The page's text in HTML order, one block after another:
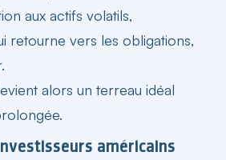
aux actifs volatils,
retourne vers les obligations,
alors un terreau idéal
américains​